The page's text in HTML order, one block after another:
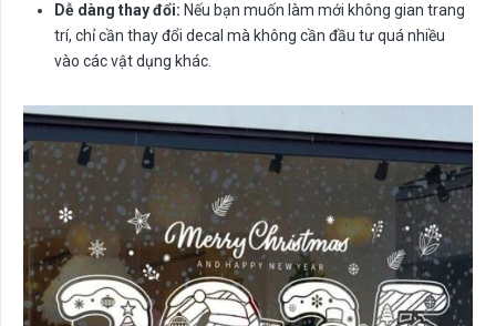
Dễ dàng thay đổi: Nếu bạn muốn làm mới không gian trang
trí, chỉ cần thay đổi decal mà không cần đầu tư quá nhiều
vào các vật dụng khác.